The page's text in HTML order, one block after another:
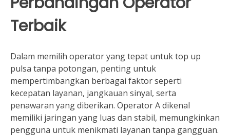
Terbaik
Dalam memilih operator yang tepat untuk top up
pulsa tanpa potongan, penting untuk
mempertimbangkan berbagai faktor seperti
kecepatan layanan, jangkauan sinyal, serta
penawaran yang diberikan. Operator A dikenal
memiliki jaringan yang luas dan stabil, memungkinkan
pengguna untuk menikmati layanan tanpa gangguan.